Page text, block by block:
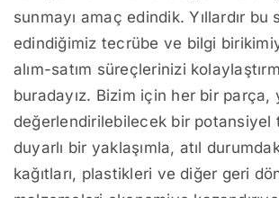
sunmayı amaç edindik. Yıllardır bu
edindiğimiz tecrübe ve bilgi
alım-satım süreçlerinizi
buradayız. Bizim için her bir parça,
değerlendirilebilecek bir potansiyel
duyarlı bir yaklaşımla, atıl
kağıtları, plastikleri ve diğer geri